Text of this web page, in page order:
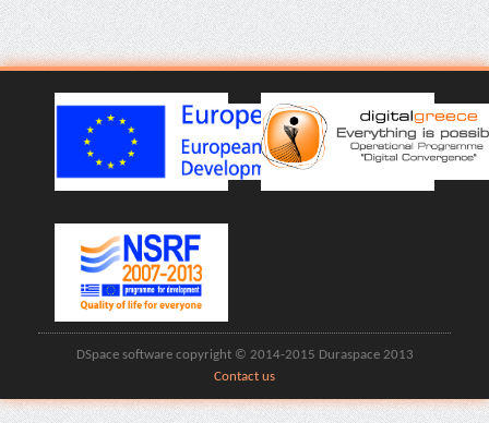
DSpace software copyright © 2014-2015 Duraspace 2013
Contact us